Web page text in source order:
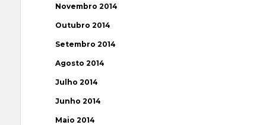
Novembro 2014
Outubro 2014
Setembro 2014
Agosto 2014
Julho 2014
Junho 2014
Maio 2014